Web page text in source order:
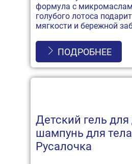
формула с
голубого лотоса
мягкости и бережной
ПОДРОБНЕЕ
Детский гель
шампунь для
Русалочка